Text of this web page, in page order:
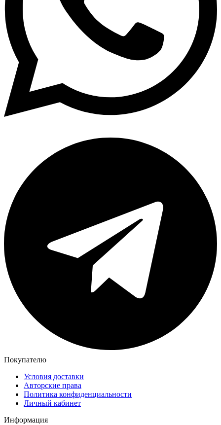
Покупателю
Условия доставки
Авторские права
Политика конфиденциальности
Личный кабинет
Информация